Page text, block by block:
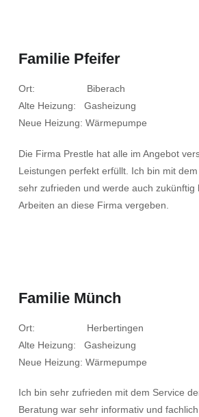
Familie Pfeifer
Ort: Biberach
Alte Heizung: Gasheizung
Neue Heizung: Wärmepumpe
Die Firma Prestle hat alle im Angebot
Leistungen perfekt erfüllt. Ich bin mit
sehr zufrieden und werde auch zukünftig
Arbeiten an diese Firma vergeben.
Familie Münch
Ort: Herbertingen
Alte Heizung: Gasheizung
Neue Heizung: Wärmepumpe
Ich bin sehr zufrieden mit dem Service
Beratung war sehr informativ und